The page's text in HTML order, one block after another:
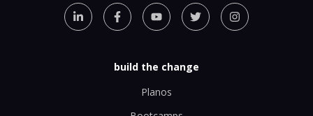
build the change
Planos